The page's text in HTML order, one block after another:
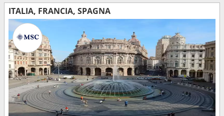
ITALIA, FRANCIA, SPAGNA